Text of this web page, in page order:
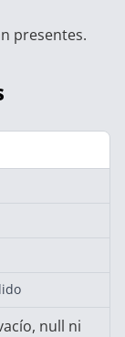
presentes.
null ni